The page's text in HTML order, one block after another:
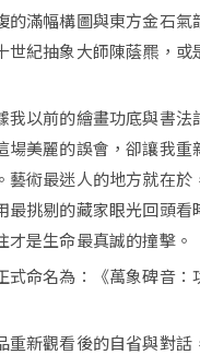
的滿幅構圖與東方金石氣
世紀抽象大師陳蔭羆，或
我以前的繪畫功底與書法
場美麗的誤會，卻讓我重
藝術最迷人的地方就在於
最挑剔的藏家眼光回頭看
才是生命最真誠的撞擊。
式命名為：《萬象碑音：
重新觀看後的自省與對話